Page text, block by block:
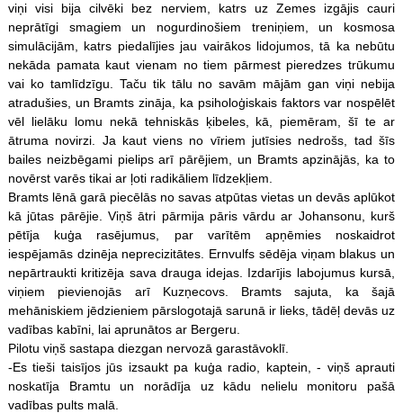
viņi visi bija cilvēki bez nerviem, katrs uz Zemes izgājis cauri
neprātīgi smagiem un nogurdinošiem treniņiem, un kosmosa
simulācijām, katrs piedalījies jau vairākos lidojumos, tā ka nebūtu
nekāda pamata kaut vienam no tiem pārmest pieredzes trūkumu
vai ko tamlīdzīgu. Taču tik tālu no savām mājām gan viņi nebija
atradušies, un Bramts zināja, ka psiholoģiskais faktors var nospēlēt
vēl lielāku lomu nekā tehniskās ķibeles, kā, piemēram, šī te ar
ātruma novirzi. Ja kaut viens no vīriem jutīsies nedrošs, tad šīs
bailes neizbēgami pielips arī pārējiem, un Bramts apzinājās, ka to
novērst varēs tikai ar ļoti radikāliem līdzekļiem.
Bramts lēnā garā piecēlās no savas atpūtas vietas un devās aplūkot
kā jūtas pārējie. Viņš ātri pārmija pāris vārdu ar Johansonu, kurš
pētīja kuģa rasējumus, par varītēm apņēmies noskaidrot
iespējamās dzinēja neprecizitātes. Ernvulfs sēdēja viņam blakus un
nepārtraukti kritizēja sava drauga idejas. Izdarījis labojumus kursā,
viņiem pievienojās arī Kuzņecovs. Bramts sajuta, ka šajā
mehāniskiem jēdzieniem pārslogotajā sarunā ir lieks, tādēļ devās uz
vadības kabīni, lai aprunātos ar Bergeru.
Pilotu viņš sastapa diezgan nervozā garastāvoklī.
-Es tieši taisījos jūs izsaukt pa kuģa radio, kaptein, - viņš aprauti
noskatīja Bramtu un norādīja uz kādu nelielu monitoru pašā
vadības pults malā.